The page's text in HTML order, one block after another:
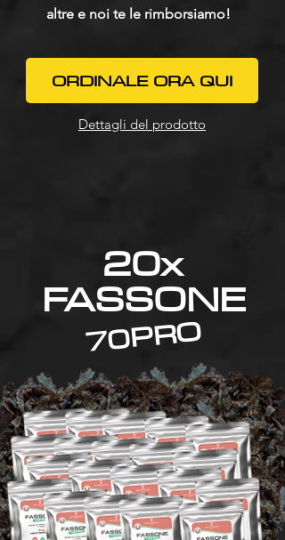
altre e noi te le rimborsiamo!
ORDINALE ORA QUI
Dettagli del prodotto
20x
70PRO
FASSONE